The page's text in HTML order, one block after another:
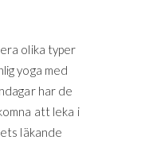
olika typer
yoga med
har de
att leka i
läkande